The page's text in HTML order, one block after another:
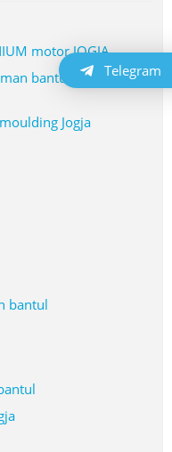
motor JOGJA
bantul kulonprogo
Jogja
bantul
Telegram